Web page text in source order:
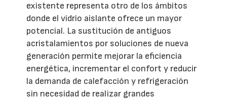
existente representa otro de los ámbitos
donde el vidrio aislante ofrece un mayor
potencial. La sustitución de antiguos
acristalamientos por soluciones de nueva
generación permite mejorar la eficiencia
energética, incrementar el confort y reducir
la demanda de calefacción y refrigeración
sin necesidad de realizar grandes